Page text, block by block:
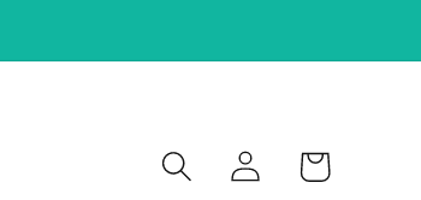
Iniciar
sesión
Carrito